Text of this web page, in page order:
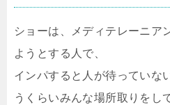
ショーは、メディテレーニア
ようとする人で、
インパすると人が待っていな
うくらいみんな場所取りをし